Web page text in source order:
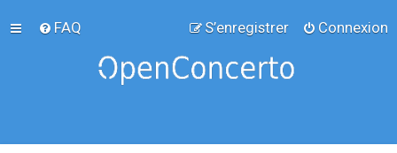
FAQ Connexion
S’enregistrer